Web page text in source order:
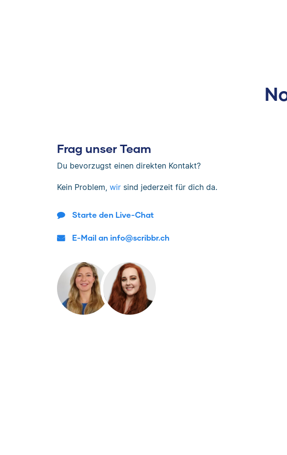
Frag unser Team
Du bevorzugst einen direkten Kontakt?
Kein Problem, wir sind jederzeit für dich da.
Starte den Live-Chat
E-Mail an info@scribbr.ch